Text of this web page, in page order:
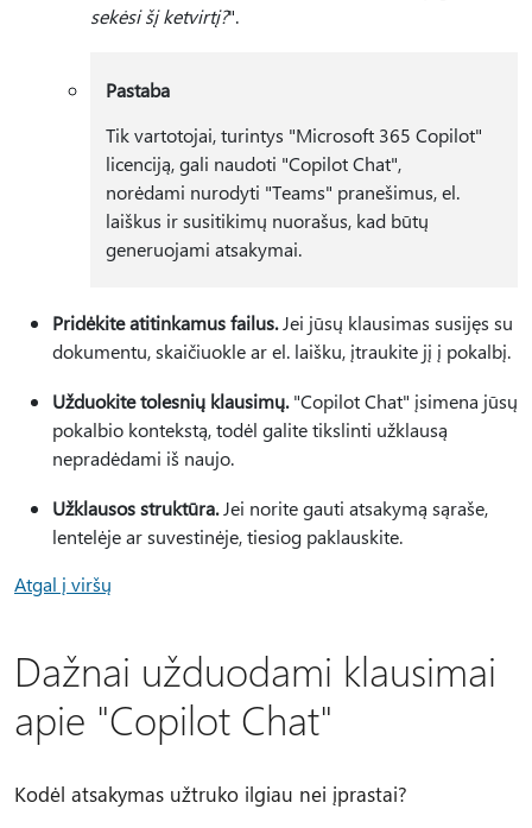
sekėsi šį ketvirtį?".
Pastaba
Tik vartotojai, turintys "Microsoft 365 Copilot"
licenciją, gali naudoti "Copilot Chat",
norėdami nurodyti "Teams" pranešimus, el.
laiškus ir susitikimų nuorašus, kad būtų
generuojami atsakymai.
Pridėkite atitinkamus failus.Jei jūsų klausimas susijęs su
dokumentu, skaičiuokle ar el. laišku, įtraukite jį į pokalbį.
Užduokite tolesnių klausimų."Copilot Chat" įsimena jūsų
pokalbio kontekstą, todėl galite tikslinti užklausą
nepradėdami iš naujo.
Užklausos struktūra.Jei norite gauti atsakymą sąraše,
lentelėje ar suvestinėje, tiesiog paklauskite.
Atgal į viršų
Dažnai užduodami klausimai
apie "Copilot Chat"
Kodėl atsakymas užtruko ilgiau nei įprastai?